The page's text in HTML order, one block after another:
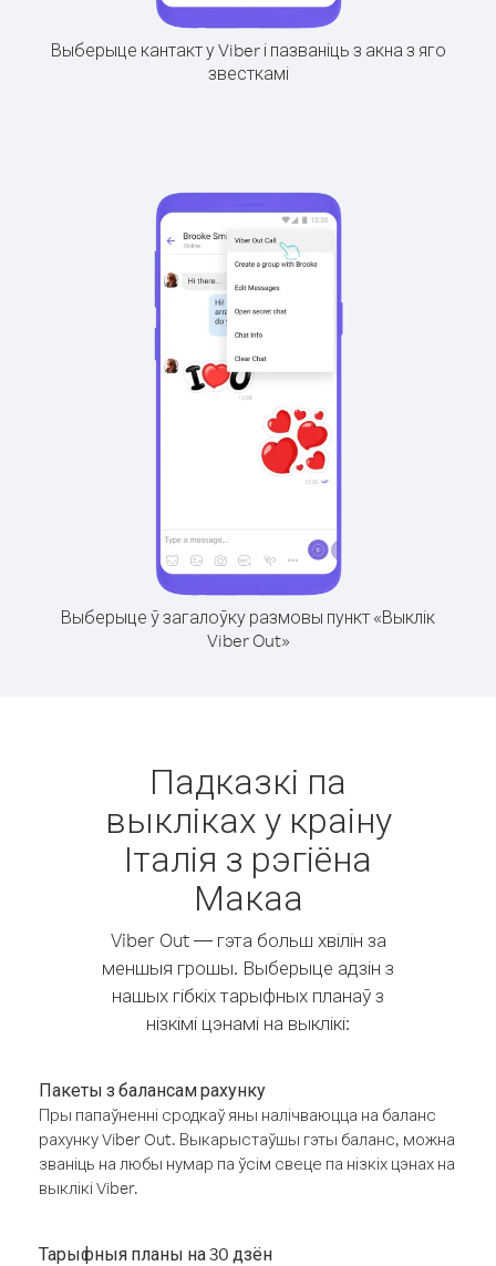
Выберыце кантакт у Viber і пазваніць з акна з яго
звесткамі
Выберыце ў загалоўку размовы пункт «Выклік
Viber Out»
Падказкі па
выкліках у краіну
Італія з рэгіёна
Макаа
Viber Out — гэта больш хвілін за
меншыя грошы. Выберыце адзін з
нашых гібкіх тарыфных планаў з
нізкімі цэнамі на выклікі:
Пакеты з балансам рахунку
Пры папаўненні сродкаў яны налічваюцца на баланс
рахунку Viber Out. Выкарыстаўшы гэты баланс, можна
званіць на любы нумар па ўсім свеце па нізкіх цэнах на
выклікі Viber.
Тарыфныя планы на 30 дзён